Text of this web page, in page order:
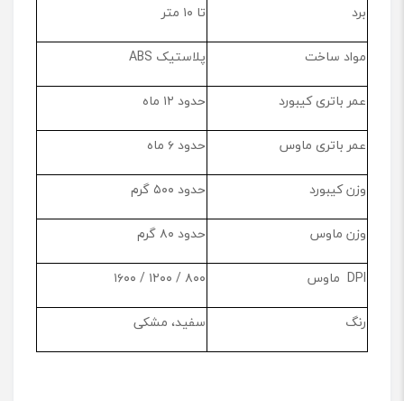
برد
تا ۱۰ متر
مواد ساخت
پلاستیک ABS
عمر باتری کیبورد
حدود ۱۲ ماه
عمر باتری ماوس
حدود ۶ ماه
وزن کیبورد
حدود ۵۰۰ گرم
وزن ماوس
حدود ۸۰ گرم
DPI ماوس
۸۰۰ / ۱۲۰۰ / ۱۶۰۰
رنگ
سفید، مشکی